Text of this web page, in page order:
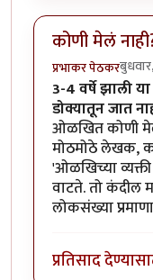
कोणी मेलं
प्रभाकर पेठकर
3-4 वर्षे झाली
डोक्यातून जात
ओळखित कोणी
मोठमोठे लेखक,
'ओळखिच्या व्यक्ती
वाटते. तो कंदील
लोकसंख्या
प्रतिसाद